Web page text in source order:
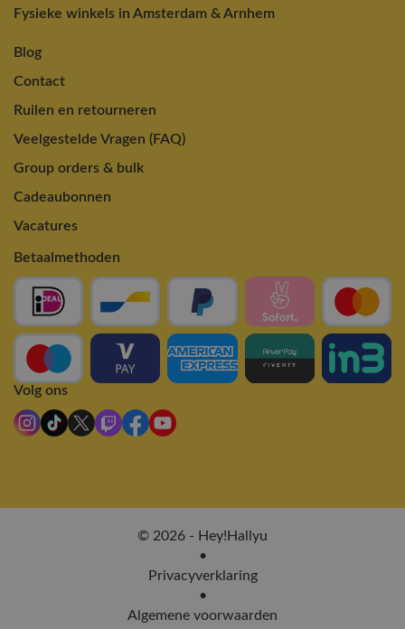
Fysieke winkels in Amsterdam & Arnhem
Blog
Contact
Ruilen en retourneren
Veelgestelde Vragen (FAQ)
Group orders & bulk
Cadeaubonnen
Vacatures
Betaalmethoden
Volg ons
© 2026 - Hey!Hallyu
•
Privacyverklaring
•
Algemene voorwaarden